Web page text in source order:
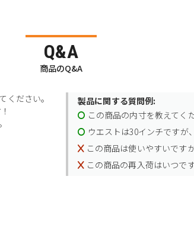
Q&A
商品のQ&A
ください。
製品に関する質問例:
この商品の内寸を教えてく
ウエストは30インチですが
この商品は使いやすいです
この商品の再入荷はいつで